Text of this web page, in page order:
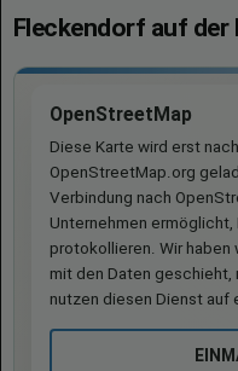
Fleckendorf auf der
OpenStreetMap
Diese Karte wird erst
OpenStreetMap.org
Verbindung nach
Unternehmen
protokollieren. Wir haben
mit den Daten geschieht,
nutzen diesen Dienst auf